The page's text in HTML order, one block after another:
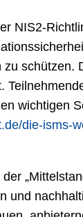
NIS2-
schützen.
wichtigen
die-isms-
und